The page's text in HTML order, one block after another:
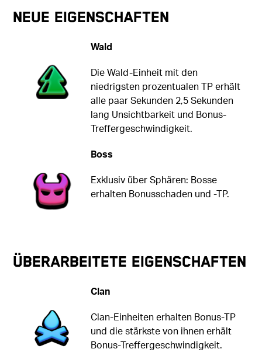
Neue Eigenschaften
Wald
Die Wald-Einheit mit den
niedrigsten prozentualen TP erhält
alle paar Sekunden 2,5 Sekunden
lang Unsichtbarkeit und Bonus-
Treffergeschwindigkeit.
Boss
Exklusiv über Sphären: Bosse
erhalten Bonusschaden und -TP.
Überarbeitete Eigenschaften
Clan
Clan-Einheiten erhalten Bonus-TP
und die stärkste von ihnen erhält
Bonus-Treffergeschwindigkeit.